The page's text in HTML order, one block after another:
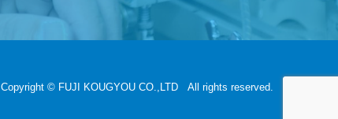
Copyright © FUJI KOUGYOU CO.,LTD All rights reserved.